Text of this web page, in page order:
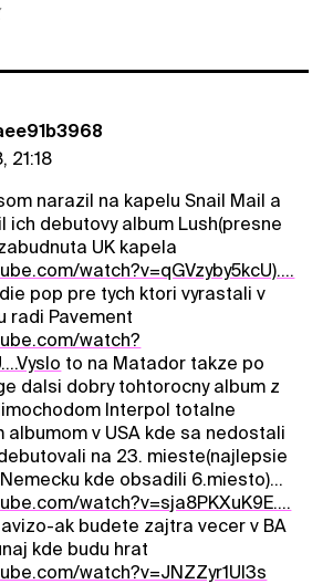
21:18
narazil na kapelu Snail Mail a
ich debutovy album Lush(presne
UK kapela
watch?v=qGVzyby5kcU)....
pop pre tych ktori vyrastali v
radi Pavement
watch?
to na Matador takze po
dalsi dobry tohtorocny album z
Interpol totalne
albumom v USA kde sa nedostali
na 23. mieste(najlepsie
kde obsadili 6.miesto)...
watch?v=sja8PKXuK9E....
ak budete zajtra vecer v BA
kde budu hrat
watch?v=JNZZyr1Ul3s